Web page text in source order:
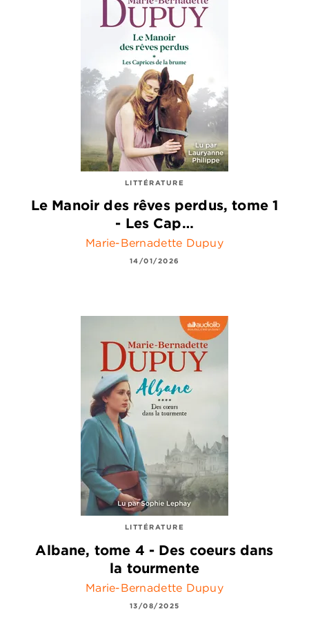
LITTÉRATURE
Le Manoir des rêves perdus, tome 1
- Les Cap…
Marie-Bernadette Dupuy
14/01/2026
LITTÉRATURE
Albane, tome 4 - Des coeurs dans
la tourmente
Marie-Bernadette Dupuy
13/08/2025